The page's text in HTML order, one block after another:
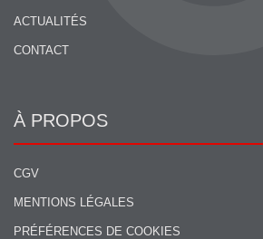
ACTUALITÉS
CONTACT
À PROPOS
CGV
MENTIONS LÉGALES
PRÉFÉRENCES DE COOKIES